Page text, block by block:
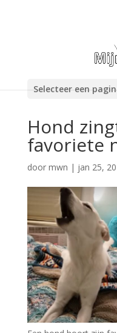
Selecteer een
Hond
favoriete
door mwn | jan 25,